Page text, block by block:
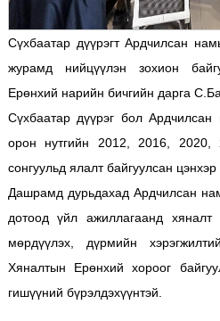
Сүхбаатар дүүрэгт Ардчилсан
журамд нийцүүлэн зохион
Ерөнхий нарийн бичгийн дарга
Сүхбаатар дүүрэг бол
орон нутгийн 2012, 2016, 2020,
сонгуульд ялалт байгуулсан цэнхэр
Дашрамд дурьдахад Ардчилсан
дотоод үйл ажиллагаанд хяналт
мөрдүүлэх, дүрмийн
Хяналтын Ерөнхий хороог
гишүүний бүрэлдэхүүнтэй.